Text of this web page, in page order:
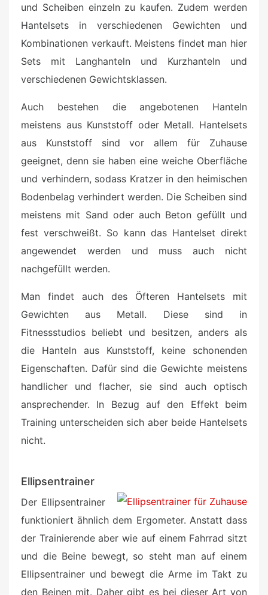
und Scheiben einzeln zu kaufen. Zudem werden
Hantelsets in verschiedenen Gewichten und
Kombinationen verkauft. Meistens findet man hier
Sets mit Langhanteln und Kurzhanteln und
verschiedenen Gewichtsklassen.
Auch bestehen die angebotenen Hanteln
meistens aus Kunststoff oder Metall. Hantelsets
aus Kunststoff sind vor allem für Zuhause
geeignet, denn sie haben eine weiche Oberfläche
und verhindern, sodass Kratzer in den heimischen
Bodenbelag verhindert werden. Die Scheiben sind
meistens mit Sand oder auch Beton gefüllt und
fest verschweißt. So kann das Hantelset direkt
angewendet werden und muss auch nicht
nachgefüllt werden.
Man findet auch des Öfteren Hantelsets mit
Gewichten aus Metall. Diese sind in
Fitnessstudios beliebt und besitzen, anders als
die Hanteln aus Kunststoff, keine schonenden
Eigenschaften. Dafür sind die Gewichte meistens
handlicher und flacher, sie sind auch optisch
ansprechender. In Bezug auf den Effekt beim
Training unterscheiden sich aber beide Hantelsets
nicht.
Ellipsentrainer
Der Ellipsentrainer
funktioniert ähnlich dem Ergometer. Anstatt dass
der Trainierende aber wie auf einem Fahrrad sitzt
und die Beine bewegt, so steht man auf einem
Ellipsentrainer und bewegt die Arme im Takt zu
den Beinen mit. Daher gibt es bei dieser Art von